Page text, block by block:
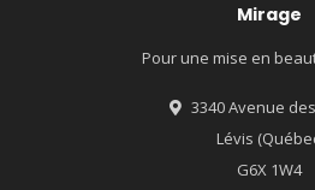
Mirage
Pour une mise en
3340 Avenue
Lévis
G6X 1W4